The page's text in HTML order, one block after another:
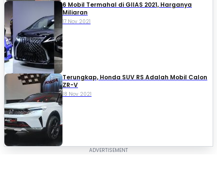
6 Mobil Termahal di GIIAS 2021, Harganya
Miliaran
17 Nov 2021
Terungkap, Honda SUV RS Adalah Mobil Calon
ZR-V
18 Nov 2021